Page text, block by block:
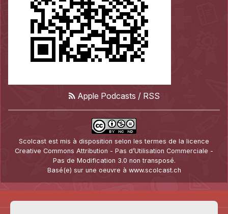
Apple Podcasts / RSS
Scolcast est mis à disposition selon les termes de la licence
Creative Commons Attribution - Pas d’Utilisation Commerciale -
Pas de Modification 3.0 non transposé.
Basé(e) sur une oeuvre à www.scolcast.ch